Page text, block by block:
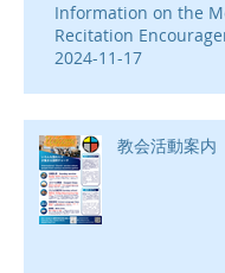
Information on the
Recitation
2024-11-17
教会活動案内